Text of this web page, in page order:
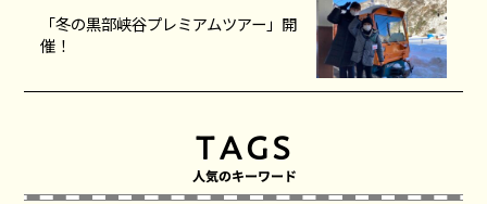
「冬の黒部峡谷プレミアムツアー」開
催！